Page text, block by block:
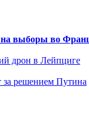
на выборы во
дрон в Лейпциге
решением Путина